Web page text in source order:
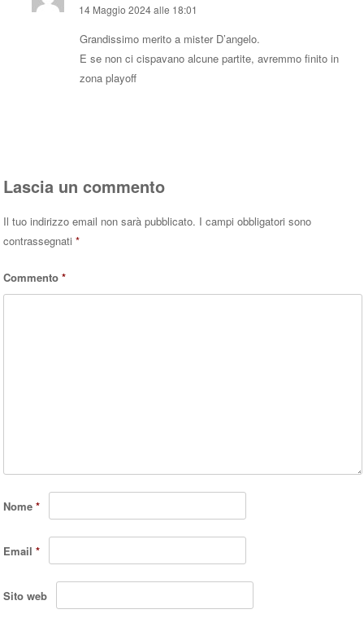
14 Maggio 2024 alle 18:01
Grandissimo merito a mister D’angelo.
E se non ci cispavano alcune partite, avremmo finito in
zona playoff
Lascia un commento
Il tuo indirizzo email non sarà pubblicato. I campi obbligatori sono
contrassegnati*
Commento*
Nome*
Email*
Sito web